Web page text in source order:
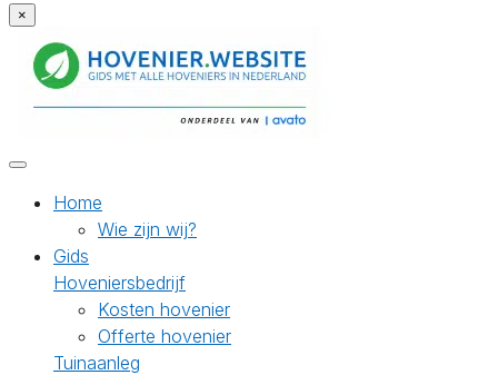
×
Home
Wie zijn wij?
Gids
Hoveniersbedrijf
Kosten hovenier
Offerte hovenier
Tuinaanleg